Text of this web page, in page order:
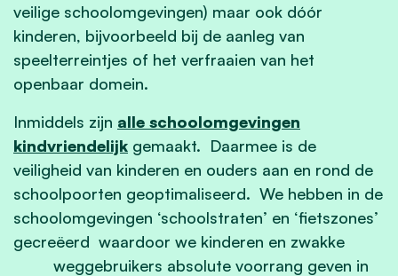
veilige schoolomgevingen) maar ook dóór
kinderen, bijvoorbeeld bij de aanleg van
speelterreintjes of het verfraaien van het
openbaar domein.
Inmiddels zijn alle schoolomgevingen
kindvriendelijk gemaakt. Daarmee is de
veiligheid van kinderen en ouders aan en rond de
schoolpoorten geoptimaliseerd. We hebben in de
schoolomgevingen ‘schoolstraten’ en ‘fietszones’
gecreëerd waardoor we kinderen en zwakke
weggebruikers absolute voorrang geven in